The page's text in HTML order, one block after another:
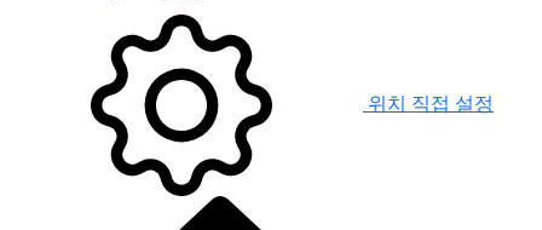
위치 직접 설정